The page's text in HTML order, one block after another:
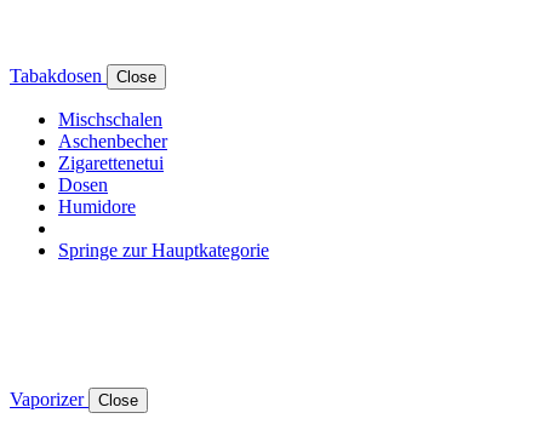
Tabakdosen Close
Mischschalen
Aschenbecher
Zigarettenetui
Dosen
Humidore
Springe zur Hauptkategorie
Vaporizer Close